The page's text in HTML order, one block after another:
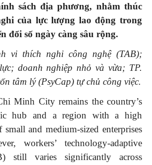
sách địa phương, nhằm thúc
của lực lượng lao động trong
đổi số ngày càng sâu rộng.
vi thích nghi công nghệ (TAB);
doanh nghiệp nhỏ và vừa; TP.
tâm lý (PsyCap) tự chủ công việc.
Minh City remains the country’s
hub and a region with a high
small and medium-sized enterprises
workers’ technology-adaptive
still varies significantly across